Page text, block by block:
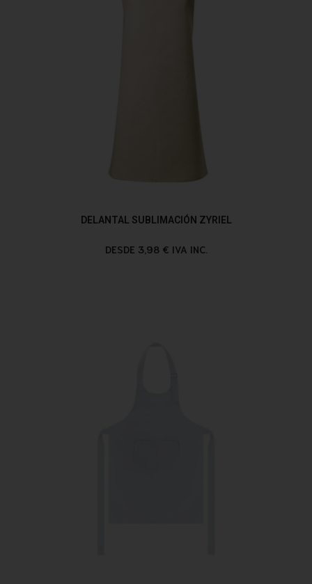
DELANTAL SUBLIMACIÓN ZYRIEL
DESDE 3,98 € IVA INC.